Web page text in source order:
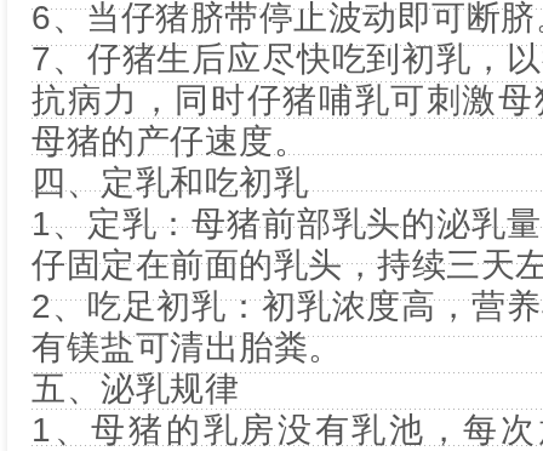
6、当仔猪脐带停止波动即可断脐
7、仔猪生后应尽快吃到初乳，
抗病力，同时仔猪哺乳可刺激
母猪的产仔速度。
四、定乳和吃初乳
1、定乳：母猪前部乳头的泌乳
仔固定在前面的乳头，持续三天
2、吃足初乳：初乳浓度高，营
有镁盐可清出胎粪。
五、泌乳规律
1、母猪的乳房没有乳池，每